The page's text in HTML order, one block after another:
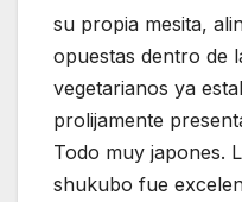
su propia mesita,
opuestas dentro de
vegetarianos ya
prolijamente
Todo muy japones.
shukubo fue